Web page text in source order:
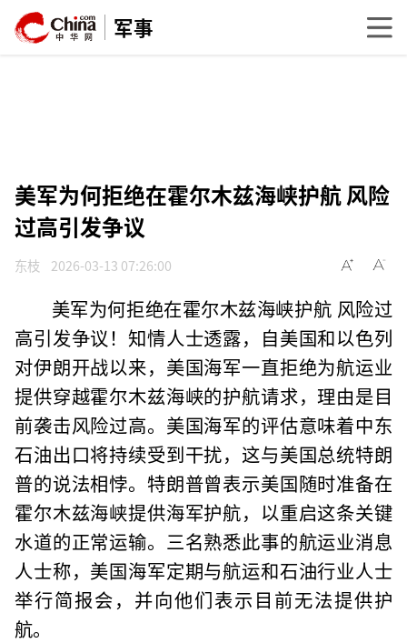
军事
美军为何拒绝在霍尔木兹海峡护航 风险
过高引发争议
东枝 2026-03-13 07:26:00
美军为何拒绝在霍尔木兹海峡护航 风险过
高引发争议！知情人士透露，自美国和以色列
对伊朗开战以来，美国海军一直拒绝为航运业
提供穿越霍尔木兹海峡的护航请求，理由是目
前袭击风险过高。美国海军的评估意味着中东
石油出口将持续受到干扰，这与美国总统特朗
普的说法相悖。特朗普曾表示美国随时准备在
霍尔木兹海峡提供海军护航，以重启这条关键
水道的正常运输。三名熟悉此事的航运业消息
人士称，美国海军定期与航运和石油行业人士
举行简报会，并向他们表示目前无法提供护
航。